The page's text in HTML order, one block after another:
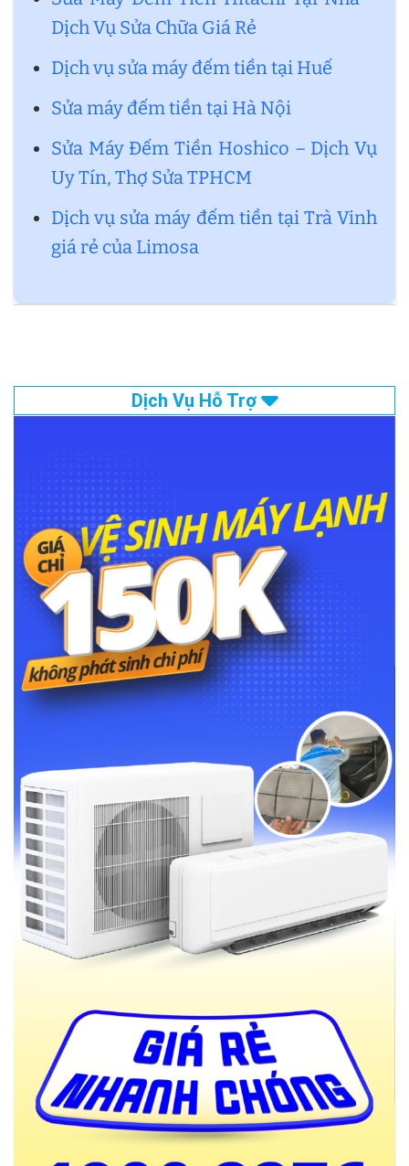
Sửa máy đếm tiền đường C8
Sửa máy đếm tiền đường CC1
Sửa máy đếm tiền đường CC2
Sửa máy đếm tiền đường CC3
Sửa máy đếm tiền đường CC4
Sửa máy đếm tiền đường CC5
Sửa máy đếm tiền đường CN 11
Sửa máy đếm tiền đường CN 13
Sửa máy đếm tiền đường CN11
Dịch Vụ Sửa Chữa Giá Rẻ
Dịch vụ sửa máy đếm tiền tại Huế
Sửa máy đếm tiền tại Hà Nội
Sửa Máy Đếm Tiền Hoshico – Dịch Vụ
Uy Tín, Thợ Sửa TPHCM
Dịch vụ sửa máy đếm tiền tại Trà Vinh
giá rẻ của Limosa
Dịch Vụ Hỗ Trợ